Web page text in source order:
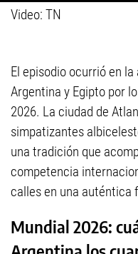
Video: TN
El episodio ocurrió en
Argentina y Egipto por
2026. La ciudad de
simpatizantes
una tradición que
competencia
calles en una auténtica
Mundial 2026: